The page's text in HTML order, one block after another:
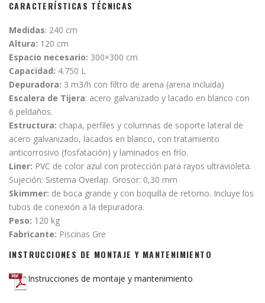
CARACTERÍSTICAS TÉCNICAS
Medidas: 240 cm
Altura: 120 cm
Espacio necesario: 300×300 cm
Capacidad: 4.750 L
Depuradora: 3 m3/h con filtro de arena (arena incluida)
Escalera de Tijera: acero galvanizado y lacado en blanco con
6 peldaños.
Estructura: chapa, perfiles y columnas de soporte lateral de
acero galvanizado, lacados en blanco, con tratamiento
anticorrosivo (fosfatación) y laminados en frío.
Liner: PVC de color azul con protección para rayos ultravioleta.
Sujeción: Sistema Overlap. Grosor: 0,30 mm
Skimmer: de boca grande y con boquilla de retorno. Incluye los
tubos de conexión a la depuradora.
Peso: 120 kg
Fabricante: Piscinas Gre
INSTRUCCIONES DE MONTAJE Y MANTENIMIENTO
Instrucciones de montaje y mantenimiento